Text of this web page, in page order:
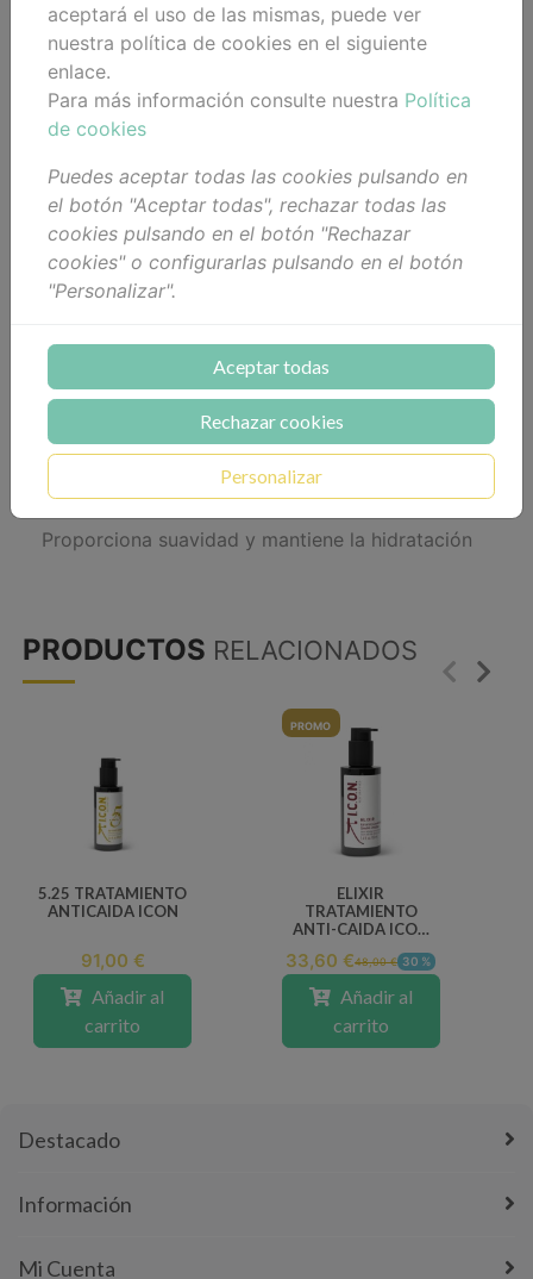
Descripción
Detalles
Opiniones
Vaporizar en el cabello previamente secado con
toalla para acondicionar, calmar, hidratar y
reparar el cabello dañado.
Elimina el cabello seco y dañado
Reconstruye el cabello débil
Sumerge los mechones en una textura sedosa
Proporciona suavidad y mantiene la hidratación
PRODUCTOS RELACIONADOS
5.25 TRATAMIENTO
ANTICAIDA ICON
91,00 €
Añadir al
carrito
PROMO
ELIXIR
TRATAMIENTO
ANTI-CAIDA ICON
33,60 €48,00 € 30 %
Añadir al
carrito
Destacado
Información
Mi Cuenta
aceptará el uso de las mismas, puede ver
nuestra política de cookies en el siguiente
enlace.
Para más información consulte nuestra Política
de cookies
Puedes aceptar todas las cookies pulsando en
el botón "Aceptar todas", rechazar todas las
cookies pulsando en el botón "Rechazar
cookies" o configurarlas pulsando en el botón
"Personalizar".
Aceptar todas
Rechazar cookies
Personalizar